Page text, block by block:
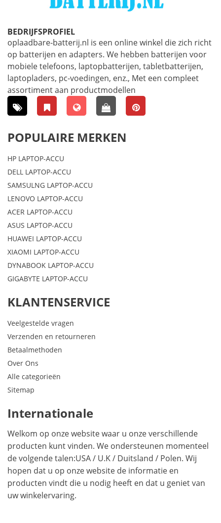
BEDRIJFSPROFIEL
oplaadbare-batterij.nl is een online winkel die zich richt
op batterijen en adapters. We hebben batterijen voor
mobiele telefoons, laptopbatterijen, tabletbatterijen,
laptopladers, pc-voedingen, enz., Met een compleet
assortiment aan productmodellen
POPULAIRE MERKEN
HP LAPTOP-ACCU
DELL LAPTOP-ACCU
SAMSULNG LAPTOP-ACCU
LENOVO LAPTOP-ACCU
ACER LAPTOP-ACCU
ASUS LAPTOP-ACCU
HUAWEI LAPTOP-ACCU
XIAOMI LAPTOP-ACCU
DYNABOOK LAPTOP-ACCU
GIGABYTE LAPTOP-ACCU
KLANTENSERVICE
Veelgestelde vragen
Verzenden en retourneren
Betaalmethoden
Over Ons
Alle categorieën
Sitemap
Internationale
Welkom op onze website waar u onze verschillende
producten kunt vinden. We ondersteunen momenteel
de volgende talen:USA/ U.K/ Duitsland / Polen. Wij
hopen dat u op onze website de informatie en
producten vindt die u nodig heeft en dat u geniet van
uw winkelervaring.